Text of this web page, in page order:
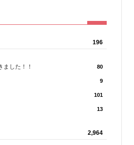
196
ました！！ 80
9
101
13
2,964